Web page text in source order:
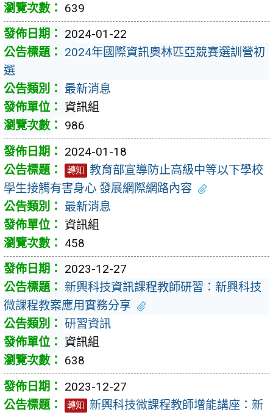
639
2024-01-22
2024年國際資訊奧林匹亞競賽選訓營初
選
最新消息
資訊組
986
2024-01-18
轉知
教育部宣導防止高級中等以下學校
學生接觸有害身心 發展網際網路內容
最新消息
資訊組
458
2023-12-27
新興科技資訊課程教師研習：新興科技
微課程教案應用實務分享
研習資訊
資訊組
638
2023-12-27
轉知
新興科技微課程教師增能講座：新